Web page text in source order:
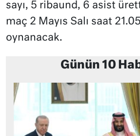
sayı, 5 ribaund, 6 asist
maç 2 Mayıs Salı saat
oynanacak.
Günün 10